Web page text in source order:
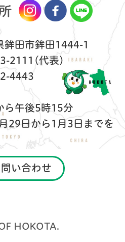
鉾田市鉾田1444-1
2111(代表)
4443
ら午後5時15分
29日から1月3日までを
い合わせ
HOKOTA.